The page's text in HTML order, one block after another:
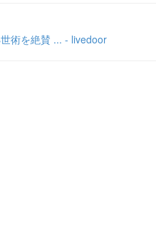
術を絶賛 ... - livedoor